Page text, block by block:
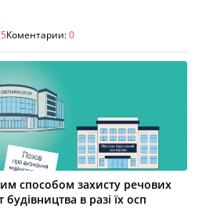
Коментарии:0
способом захисту речових
в разі їх осп